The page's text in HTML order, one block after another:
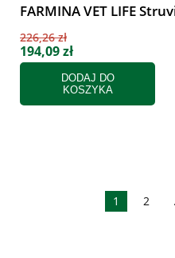
FARMINA VET LIFE
226,26 zł
194,09 zł
DODAJ DO
KOSZYKA
1 2